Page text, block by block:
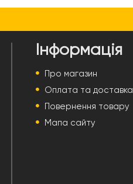
Інформація
Про магазин
Оплата та доставка
Повернення товару
Мапа сайту